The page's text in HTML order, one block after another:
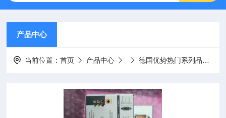
产品中心
当前位置：首页 产品中心 德国优势热门系列品牌